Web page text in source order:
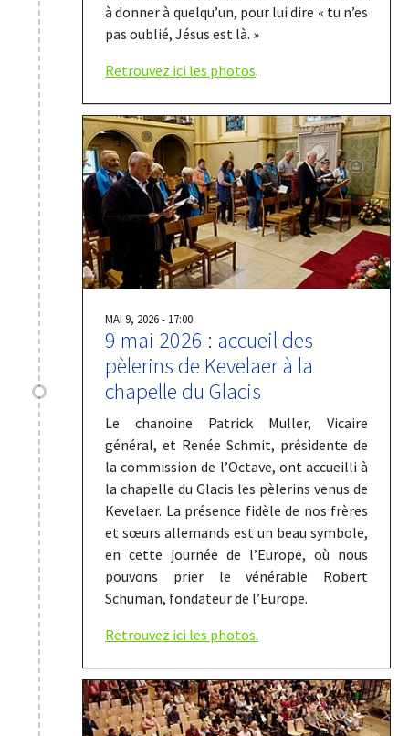
à donner à quelqu’un, pour lui dire « tu n’es
pas oublié, Jésus est là. »
Retrouvez ici les photos.
MAI 9, 2026 - 17:00
9 mai 2026 : accueil des
pèlerins de Kevelaer à la
chapelle du Glacis
Le chanoine Patrick Muller, Vicaire
général, et Renée Schmit, présidente de
la commission de l’Octave, ont accueilli à
la chapelle du Glacis les pèlerins venus de
Kevelaer. La présence fidèle de nos frères
et sœurs allemands est un beau symbole,
en cette journée de l’Europe, où nous
pouvons prier le vénérable Robert
Schuman, fondateur de l’Europe.
Retrouvez ici les photos.